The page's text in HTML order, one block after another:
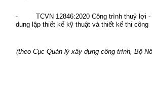
- TCVN 12846:2020 Công trình thuỷ lợi -
dung lập thiết kế kỹ thuật và thiết kế thi công
(theo Cục Quản lý xây dựng công trình, Bộ